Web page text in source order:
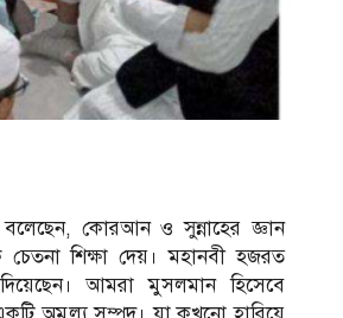
কোরআন ও সুন্নাহের জ্ঞান
শিক্ষা দেয়। মহানবী হজরত
দিয়েছেন। আমরা মুসলমান হিসেবে